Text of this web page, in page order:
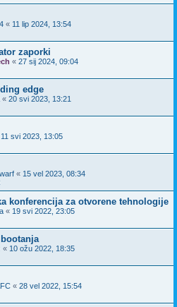
« 11 lip 2024, 13:54
zaporki
« 27 sij 2024, 09:04
edge
« 20 svi 2023, 13:21
11 svi 2023, 13:05
« 15 vel 2023, 08:34
konferencija za otvorene tehnologije
« 19 svi 2022, 23:05
« 10 ožu 2022, 18:35
« 28 vel 2022, 15:54